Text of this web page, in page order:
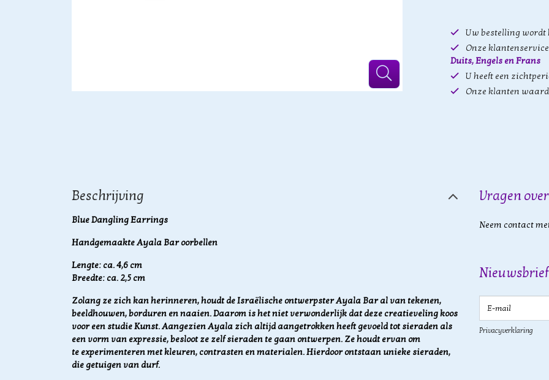
Uw bestelling wordt
Onze
Duits, Engels en Frans
U heeft een
Onze klanten
Beschrijving
Blue Dangling Earrings
Handgemaakte Ayala Bar oorbellen
Lengte: ca. 4,6 cm
Breedte: ca. 2,5 cm
Zolang ze zich kan herinneren, houdt de Israëlische ontwerpster Ayala Bar al van tekenen,
beeldhouwen, borduren en naaien. Daarom is het niet verwonderlijk dat deze creatieveling koos
voor een studie Kunst. AangezienAyala zich altijd aangetrokken heeft gevoeld tot sieraden als
een vorm van expressie, besloot ze zelf sieraden te gaan ontwerpen. Ze houdt ervan om
te experimenteren met kleuren, contrasten en materialen. Hierdoorontstaan unieke sieraden,
die getuigen van durf.
Vragen
Neem contact
Nieuwsbrief
E-mail
Privacyverklaring